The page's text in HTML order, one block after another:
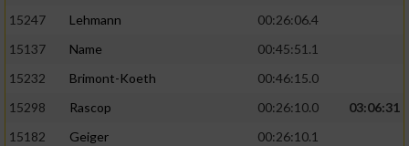
15247
Lehmann
00:26:06.4
15137
Name
00:45:51.1
15232
Brimont-Koeth
00:46:15.0
15298
Rascop 00:26:10.0
03:06:31
15182
Geiger
00:26:10.1